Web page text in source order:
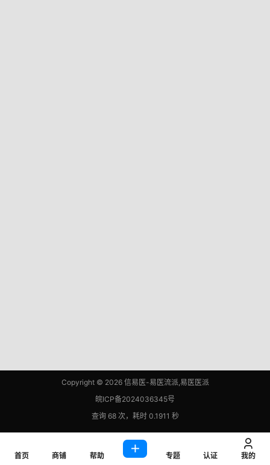
Copyright © 2026信易医-易医流派,易医医派
皖ICP备2024036345号
查询 68 次，耗时 0.1911 秒
首页 商铺 帮助 专题 认证 我的